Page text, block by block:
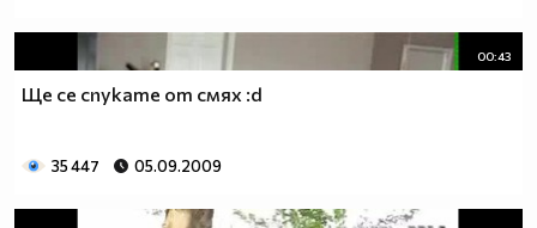
00:43
Ще се спукате от смях :d
35 447 05.09.2009